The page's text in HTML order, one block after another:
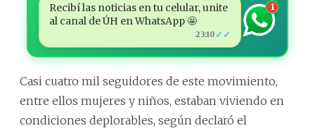
Recibí las noticias en tu celular, unite
al canal de ÚH en WhatsApp 🤩
23:10 ✓✓
1
Casi cuatro mil seguidores de este movimiento,
entre ellos mujeres y niños, estaban viviendo en
condiciones deplorables, según declaró el